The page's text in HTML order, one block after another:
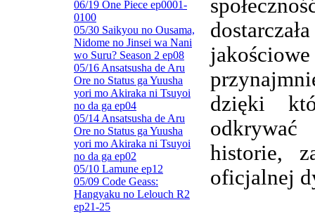
06/19 One Piece ep0001-
0100
05/30 Saikyou no Ousama,
Nidome no Jinsei wa Nani
wo Suru? Season 2 ep08
05/16 Ansatsusha de Aru
Ore no Status ga Yuusha
yori mo Akiraka ni Tsuyoi
no da ga ep04
05/14 Ansatsusha de Aru
Ore no Status ga Yuusha
yori mo Akiraka ni Tsuyoi
no da ga ep02
05/10 Lamune ep12
05/09 Code Geass:
Hangyaku no Lelouch R2
ep21-25
dzięki
historie,
oficjalnej